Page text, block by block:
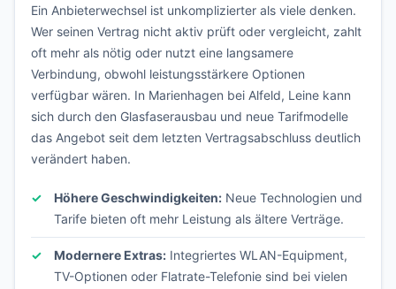
Ein Anbieterwechsel ist unkomplizierter als viele denken.
Wer seinen Vertrag nicht aktiv prüft oder vergleicht, zahlt
oft mehr als nötig oder nutzt eine langsamere
Verbindung, obwohl leistungsstärkere Optionen
verfügbar wären. In Marienhagen bei Alfeld, Leine kann
sich durch den Glasfaserausbau und neue Tarifmodelle
das Angebot seit dem letzten Vertragsabschluss deutlich
verändert haben.
Höhere Geschwindigkeiten: Neue Technologien und
Tarife bieten oft mehr Leistung als ältere Verträge.
Modernere Extras: Integriertes WLAN-Equipment,
TV-Optionen oder Flatrate-Telefonie sind bei vielen